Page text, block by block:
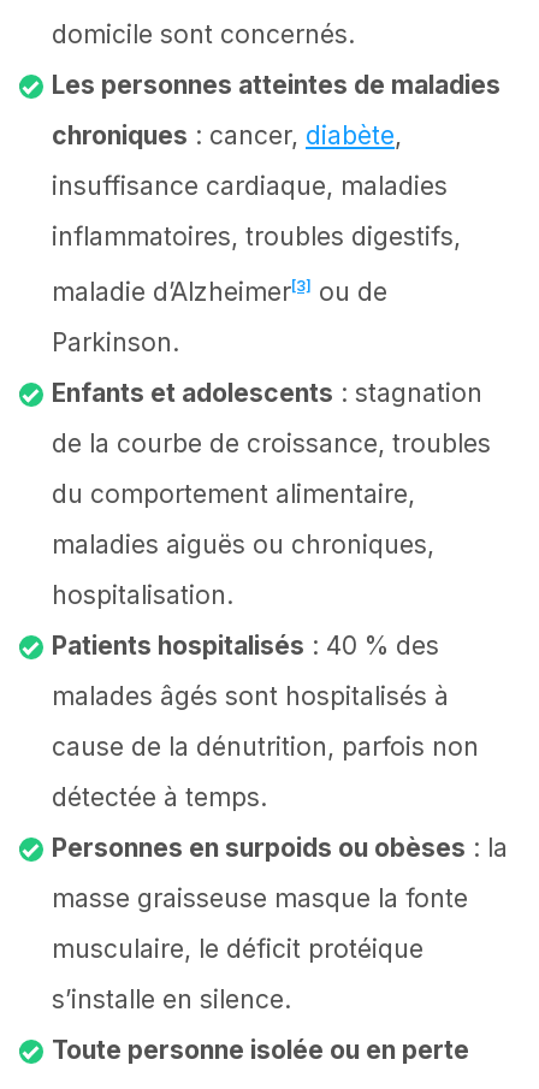
domicile sont concernés.
Les personnes atteintes de maladies
chroniques : cancer, diabète,
insuffisance cardiaque, maladies
inflammatoires, troubles digestifs,
maladie d’Alzheimer[3]
ou de
Parkinson.
Enfants et adolescents : stagnation
de la courbe de croissance, troubles
du comportement alimentaire,
maladies aiguës ou chroniques,
hospitalisation.
Patients hospitalisés : 40 % des
malades âgés sont hospitalisés à
cause de la dénutrition, parfois non
détectée à temps.
Personnes en surpoids ou obèses : la
masse graisseuse masque la fonte
musculaire, le déficit protéique
s’installe en silence.
Toute personne isolée ou en perte